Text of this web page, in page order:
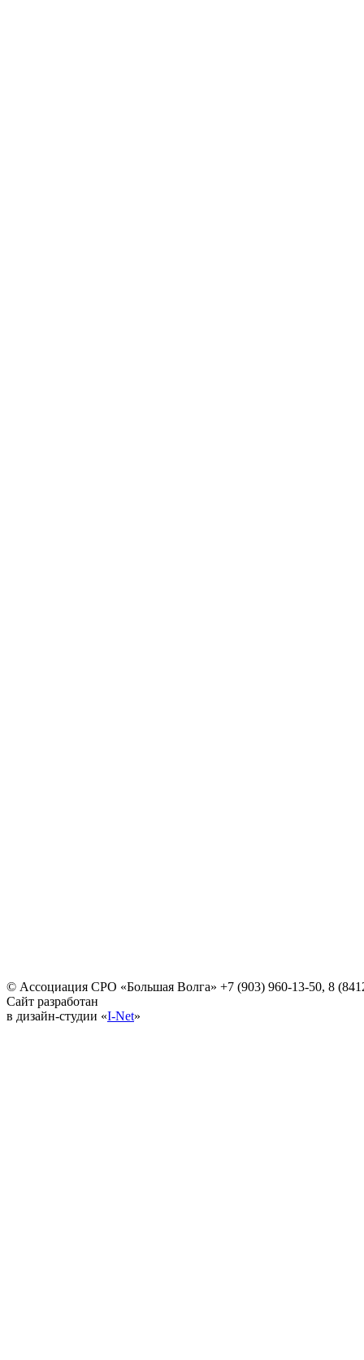
© Ассоциация СРО «Большая Волга» +7 (903) 960-13-50, 8
Сайт разработан
в дизайн-студии «I-Net»